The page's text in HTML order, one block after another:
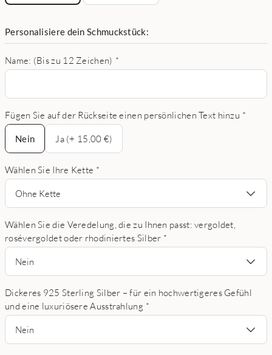
Personalisiere dein Schmuckstück:
Name: (Bis zu 12 Zeichen) *
Fügen Sie auf der Rückseite einen persönlichen Text hinzu *
Nein
Nein
Ja (+ 15,00 €)
Wählen Sie Ihre Kette *
Ohne Kette
Wählen Sie die Veredelung, die zu Ihnen passt: vergoldet,
rosévergoldet oder rhodiniertes Silber *
Nein
Dickeres 925 Sterling Silber – für ein hochwertigeres Gefühl
und eine luxuriösere Ausstrahlung *
Nein